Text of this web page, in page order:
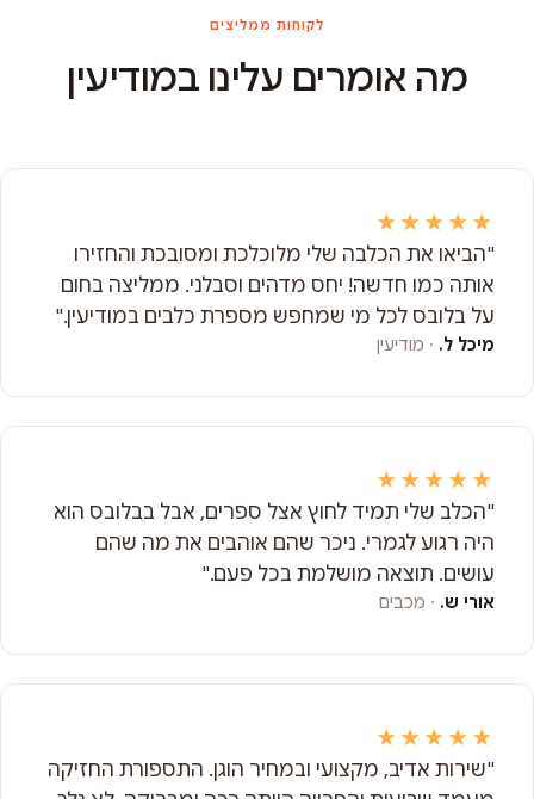
לקוחות ממליצים
מה אומרים עלינו במודיעין
★★★★★
"הביאו את הכלבה שלי מלוכלכת ומסובכת והחזירו
אותה כמו חדשה! יחס מדהים וסבלני. ממליצה בחום
על בלובס לכל מי שמחפש מספרת כלבים במודיעין."
מיכל ל. · מודיעין
★★★★★
"הכלב שלי תמיד לחוץ אצל ספרים, אבל בבלובס הוא
היה רגוע לגמרי. ניכר שהם אוהבים את מה שהם
עושים. תוצאה מושלמת בכל פעם."
אורי ש. · מכבים
★★★★★
"שירות אדיב, מקצועי ובמחיר הוגן. התספורת החזיקה